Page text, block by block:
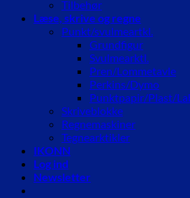
Tilbehør
Læse, skrive og regne
Punkt/svulmeartkl.
Grundfigur
Svulmearktl.
Pren/Lommetavle
Perkins/Dymo
Punktpapir/Plast/
Skriveblokke
Regnemaskiner
Tegnearktikler
IKONN
Log ind
Newsletter